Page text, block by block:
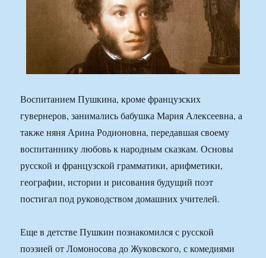
Воспитанием Пушкина, кроме французских
гувернеров, занимались бабушка Мария Алексеевна, а
также няня Арина Родионовна, передавшая своему
воспитаннику любовь к народным сказкам. Основы
русской и французской грамматики, арифметики,
географии, истории и рисования будущий поэт
постигал под руководством домашних учителей.
Еще в детстве Пушкин познакомился с русской
поэзией от Ломоносова до Жуковского, с комедиями